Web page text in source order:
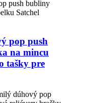
pop push
na mincu
tašky pre